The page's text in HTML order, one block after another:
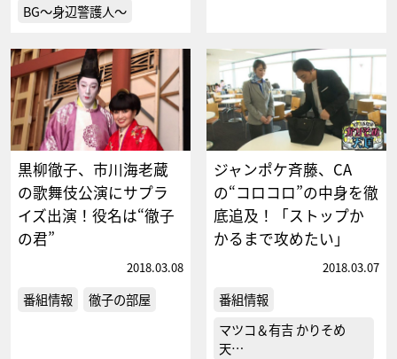
BG～身辺警護人～
黒柳徹子、市川海老蔵
の歌舞伎公演にサプラ
イズ出演！役名は“徹子
の君”
2018.03.08
番組情報 徹子の部屋
ジャンポケ斉藤、CA
の“コロコロ”の中身を徹
底追及！「ストップか
かるまで攻めたい」
2018.03.07
番組情報
マツコ＆有吉 かりそめ
天…